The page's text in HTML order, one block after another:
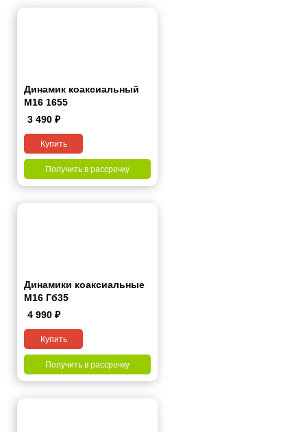
Динамик коаксиальный
M16 1655
3 490 ₽
Купить
Получить в рассрочку
Динамики коаксиальные
M16 Гб35
4 990 ₽
Купить
Получить в рассрочку